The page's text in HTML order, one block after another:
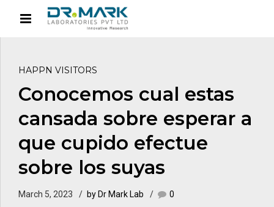
HAPPN VISITORS
Conocemos cual estas
cansada sobre esperar a
que cupido efectue
sobre los suyas
March 5, 2023 by Dr Mark Lab 0